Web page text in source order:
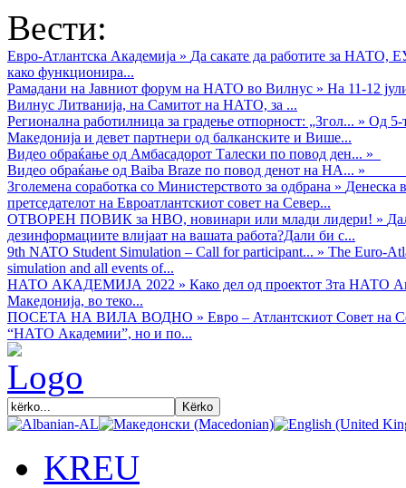
Вести:
Евро-Атлантска Академија » Да сакате да работите за НАТО,
како функционира...
Рамадани на Јавниот форум на НАТО во Вилнус » На 11-12
Вилнус Литванија, на Самитот на НАТО, за ...
Регионална работилница за градење отпорност: „Згол... » Од 5-
Македонија и девет партнери од балканските и Више...
Видео обраќањe од Амбасадорот Талески по повод ден... »
Видео обраќање од Baiba Braze по повод денот на НА... »
Зголемена соработка со Министерството за одбрана » Денеска
претседателот на Евроатлантскиот совет на Север...
ОТВОРЕН ПОВИК за НВО, новинари или млади лидери! »
дезинформациите влијаат на вашата работа?Дали би с...
9th NATO Student Simulation – Call for participant... » The Euro-
simulation and all events of...
НАТО АКАДЕМИЈА 2022 » Како дел од проектот 3та НАТО
Македонија, во теко...
ПОСЕТА НА ВИЛА ВОДНО » Евро – Атлантскиот Совет на
“НАТО Академии”, но и по...
KREU